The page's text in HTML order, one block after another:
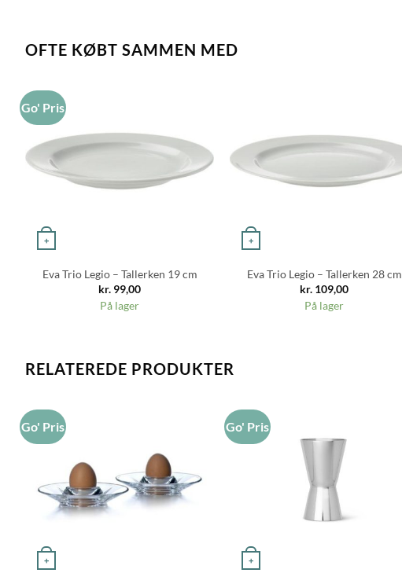
OFTE KØBT SAMMEN MED
Go' Pris
+
Eva Trio Legio – Tallerken 19 cm
kr. 99,00
På lager
+
Eva Trio Legio – Tallerken 28 cm
kr. 109,00
På lager
RELATEREDE PRODUKTER
Go' Pris
+
Go' Pris
+